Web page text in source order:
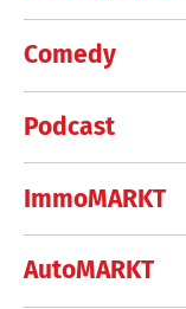
Comedy
Podcast
ImmoMARKT
AutoMARKT